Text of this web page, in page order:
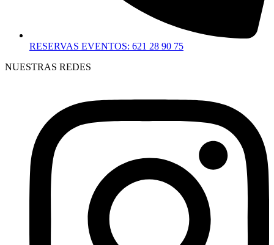
RESERVAS EVENTOS: 621 28 90 75
NUESTRAS REDES